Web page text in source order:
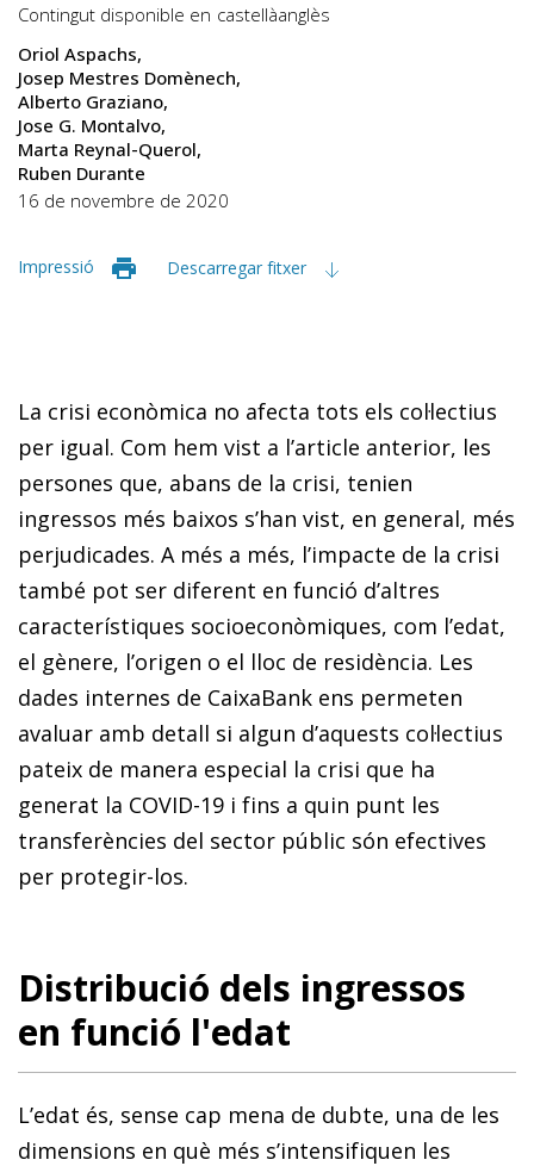
Contingut disponible en castellàanglès
Oriol Aspachs
Josep Mestres Domènech
Alberto Graziano
Jose G. Montalvo
Marta Reynal-Querol
Ruben Durante
16 de novembre de 2020
Impressió Descarregar fitxer
La crisi econòmica no afecta tots els col·lectius
per igual. Com hem vist a l’article anterior, les
persones que, abans de la crisi, tenien
ingressos més baixos s’han vist, en general, més
perjudicades. A més a més, l’impacte de la crisi
també pot ser diferent en funció d’altres
característiques socioeconòmiques, com l’edat,
el gènere, l’origen o el lloc de residència. Les
dades internes de CaixaBank ens permeten
avaluar amb detall si algun d’aquests col·lectius
pateix de manera especial la crisi que ha
generat la COVID-19 i fins a quin punt les
transferències del sector públic són efectives
per protegir-los.
Distribució dels ingressos
en funció l'edat
L’edat és, sense cap mena de dubte, una de les
dimensions en què més s’intensifiquen les